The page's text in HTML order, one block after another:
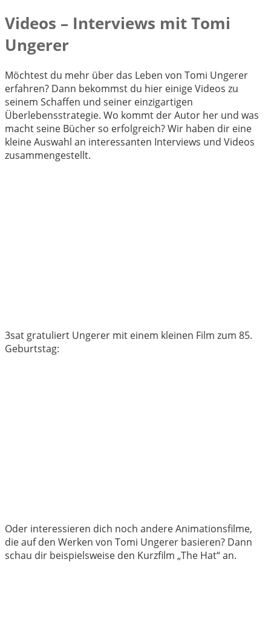
Videos – Interviews mit Tomi
Ungerer
Möchtest du mehr über das Leben von Tomi Ungerer
erfahren? Dann bekommst du hier einige Videos zu
seinem Schaffen und seiner einzigartigen
Überlebensstrategie. Wo kommt der Autor her und was
macht seine Bücher so erfolgreich? Wir haben dir eine
kleine Auswahl an interessanten Interviews und Videos
zusammengestellt.
3sat gratuliert Ungerer mit einem kleinen Film zum 85.
Geburtstag:
Oder interessieren dich noch andere Animationsfilme,
die auf den Werken von Tomi Ungerer basieren? Dann
schau dir beispielsweise den Kurzfilm „The Hat“ an.